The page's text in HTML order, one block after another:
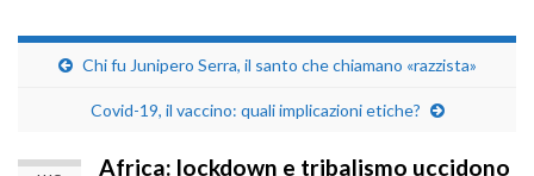
Chi fu Junipero Serra, il santo che chiamano «razzista»
Covid-19, il vaccino: quali implicazioni etiche?
Africa: lockdown e tribalismo uccidono